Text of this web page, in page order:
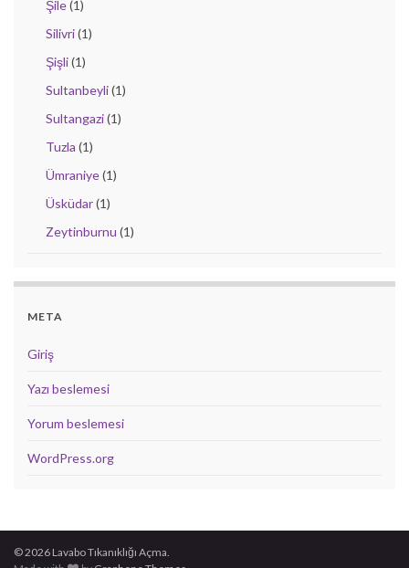
Şile(1)
Silivri(1)
Şişli(1)
Sultanbeyli(1)
Sultangazi(1)
Tuzla (1)
Ümraniye(1)
Üsküdar(1)
Zeytinburnu (1)
META
Giriş
Yazı beslemesi
Yorum beslemesi
WordPress.org
© 2026 Lavabo Tıkanıklığı Açma.